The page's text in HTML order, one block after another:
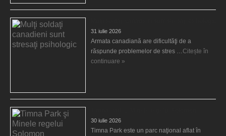
31 iulie 2026
Armata canadiană are dificultăţi de a
răspunde problemelor de stres …Citește în
continuare »
30 iulie 2026
Timna Park este un parc naţional aflat în